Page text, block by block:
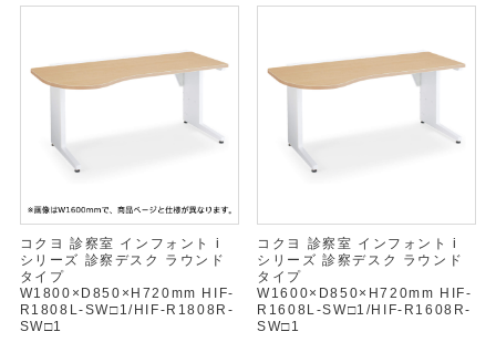
コクヨ 診察室 インフォント i
シリーズ 診察デスク ラウンド
タイプ
W1800×D850×H720mm HIF-
R1808L-SW□1/HIF-R1808R-
SW□1
コクヨ 診察室 インフォント i
シリーズ 診察デスク ラウンド
タイプ
W1600×D850×H720mm HIF-
R1608L-SW□1/HIF-R1608R-
SW□1